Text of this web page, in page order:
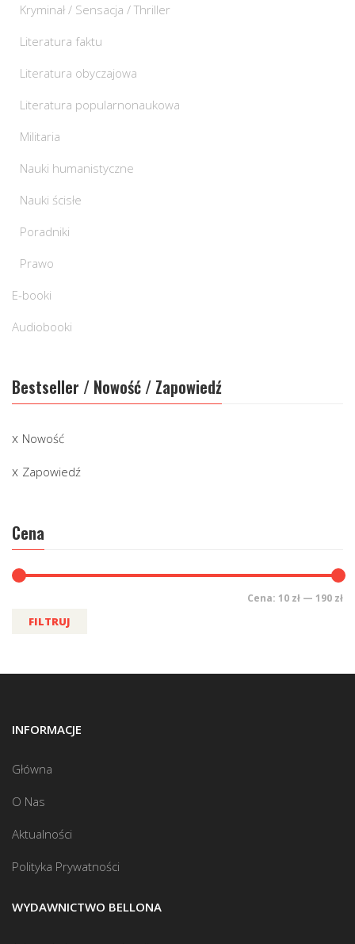
Kryminał / Sensacja / Thriller
Literatura faktu
Literatura obyczajowa
Literatura popularnonaukowa
Militaria
Nauki humanistyczne
Nauki ścisłe
Poradniki
Prawo
E-booki
Audiobooki
Bestseller / Nowość / Zapowiedź
Nowość
Zapowiedź
Cena
FILTRUJ
Cena: 10 zł — 190 zł
INFORMACJE
Główna
O Nas
Aktualności
Polityka Prywatności
WYDAWNICTWO BELLONA